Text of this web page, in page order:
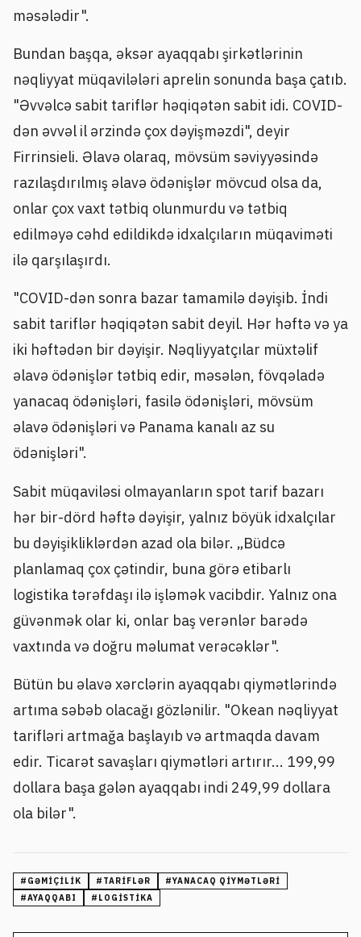
məsələdir".
Bundan başqa, əksər ayaqqabı şirkətlərinin
nəqliyyat müqavilələri aprelin sonunda başa çatıb.
"Əvvəlcə sabit tariflər həqiqətən sabit idi. COVID-
dən əvvəl il ərzində çox dəyişməzdi", deyir
Firrinsieli. Əlavə olaraq, mövsüm səviyyəsində
razılaşdırılmış əlavə ödənişlər mövcud olsa da,
onlar çox vaxt tətbiq olunmurdu və tətbiq
edilməyə cəhd edildikdə idxalçıların müqaviməti
ilə qarşılaşırdı.
"COVID-dən sonra bazar tamamilə dəyişib. İndi
sabit tariflər həqiqətən sabit deyil. Hər həftə və ya
iki həftədən bir dəyişir. Nəqliyyatçılar müxtəlif
əlavə ödənişlər tətbiq edir, məsələn, fövqəladə
yanacaq ödənişləri, fasilə ödənişləri, mövsüm
əlavə ödənişləri və Panama kanalı az su
ödənişləri".
Sabit müqaviləsi olmayanların spot tarif bazarı
hər bir-dörd həftə dəyişir, yalnız böyük idxalçılar
bu dəyişikliklərdən azad ola bilər. „Büdcə
planlamaq çox çətindir, buna görə etibarlı
logistika tərəfdaşı ilə işləmək vacibdir. Yalnız ona
güvənmək olar ki, onlar baş verənlər barədə
vaxtında və doğru məlumat verəcəklər".
Bütün bu əlavə xərclərin ayaqqabı qiymətlərində
artıma səbəb olacağı gözlənilir. "Okean nəqliyyat
tarifləri artmağa başlayıb və artmaqda davam
edir. Ticarət savaşları qiymətləri artırır... 199,99
dollara başa gələn ayaqqabı indi 249,99 dollara
ola bilər".
# GƏMIÇILIK # TARIFLƏR #YANACAQ QIYMƏTLƏRI
#AYAQQABI # LOGISTIKA